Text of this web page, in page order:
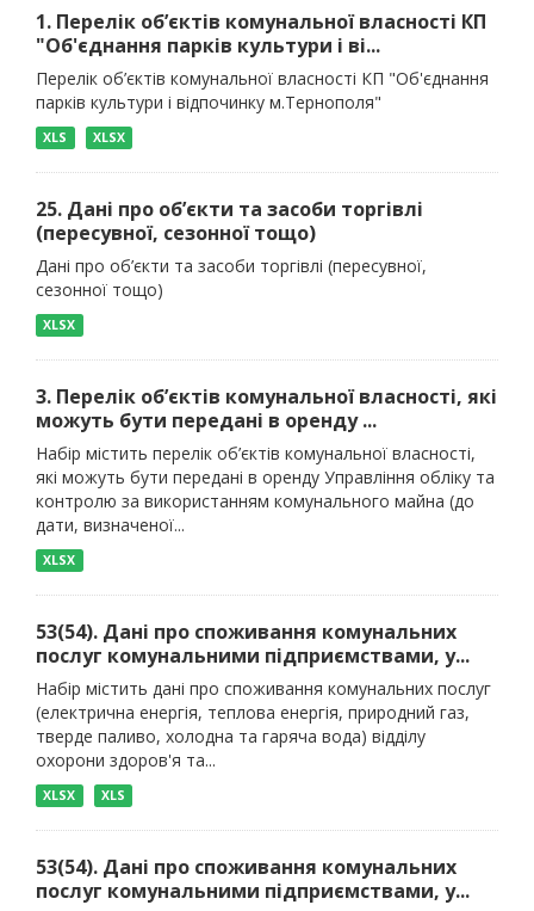
1. Перелік об’єктів комунальної власності КП
"Об'єднання парків культури і ві...
Перелік об’єктів комунальної власності КП "Об'єднання
парків культури і відпочинку м.Тернополя"
XLS XLSX
25. Дані про об’єкти та засоби торгівлі
(пересувної, сезонної тощо)
Дані про об’єкти та засоби торгівлі (пересувної,
сезонної тощо)
XLSX
3. Перелік об’єктів комунальної власності, які
можуть бути передані в оренду ...
Набір містить перелік об’єктів комунальної власності,
які можуть бути передані в оренду Управління обліку та
контролю за використанням комунального майна (до
дати, визначеної...
XLSX
53(54). Дані про споживання комунальних
послуг комунальними підприємствами, у...
Набір містить дані про споживання комунальних послуг
(електрична енергія, теплова енергія, природний газ,
тверде паливо, холодна та гаряча вода) відділу
охорони здоров'я та...
XLSX XLS
53(54). Дані про споживання комунальних
послуг комунальними підприємствами, у...